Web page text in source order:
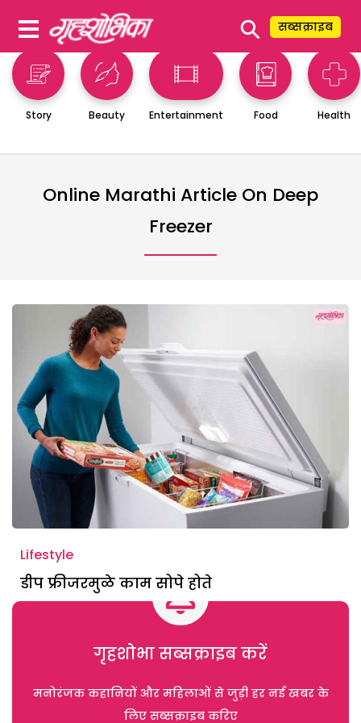
⚲ सब्सक्राइब
Story Beauty Entertainment Food Health
Online Marathi Article On Deep
Freezer
Lifestyle
डीप फ्रीजरमुळे काम सोपे होते
गृहशोभा सब्सक्राइब करें
मनोरंजक कहानियों और महिलाओं से जुड़ी हर नई खबर के
लिए सब्सक्राइब करिए